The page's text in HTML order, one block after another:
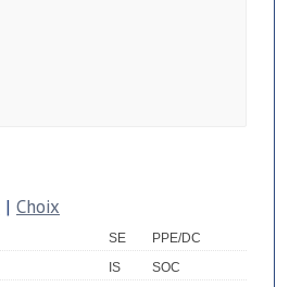
| Choix
SE
PPE/DC
IS
SOC